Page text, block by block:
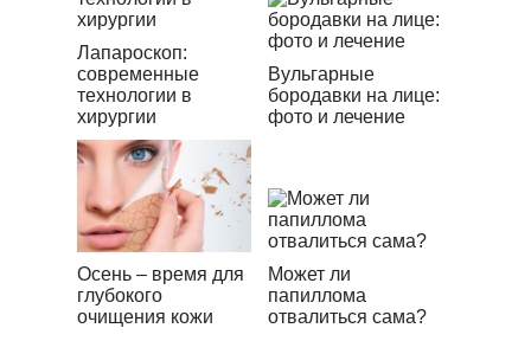
Лапароскоп:
современные
технологии в
хирургии
Вульгарные
бородавки на лице:
фото и лечение
Осень – время для
глубокого
очищения кожи
Может ли
папиллома
отвалиться сама?